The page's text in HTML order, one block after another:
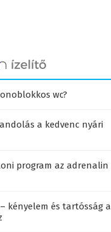
wc?
a kedvenc nyári
program az adrenalin
kényelem és tartósság a